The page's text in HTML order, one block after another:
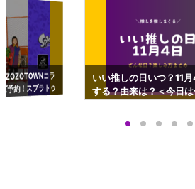
コラ
予約！スプラトゥ
ップも渋谷Hz
いい推しの日いつ？11
する？由来は？＜今日